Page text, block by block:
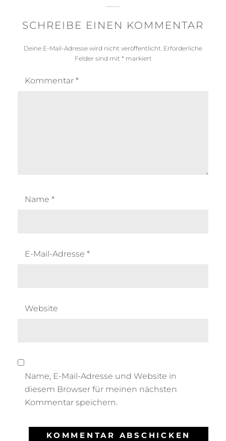
SCHREIBE EINEN KOMMENTAR
Deine E-Mail-Adresse wird nicht veröffentlicht. Erforderliche
Felder sind mit * markiert
Kommentar *
Name *
E-Mail-Adresse *
Website
Name, E-Mail-Adresse und Website in
diesem Browser für meinen nächsten
Kommentar speichern.